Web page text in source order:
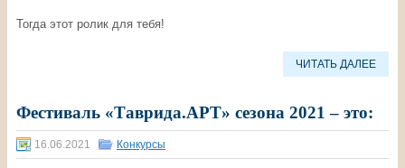
Тогда этот ролик для тебя!
ЧИТАТЬ ДАЛЕЕ
Фестиваль «Таврида.АРТ» сезона 2021 – это:
16.06.2021 Конкурсы